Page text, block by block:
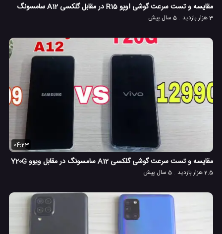
مقایسه و تست سرعت گوشی اوپو R15 در مقابل گلکسی A12 سامسونگ
3 هزار بازدید 5 سال پیش
04:23
مقایسه و تست سرعت گوشی گلکسی A12 سامسونگ در مقابل ویوو Y20G
2.5 هزار بازدید 5 سال پیش